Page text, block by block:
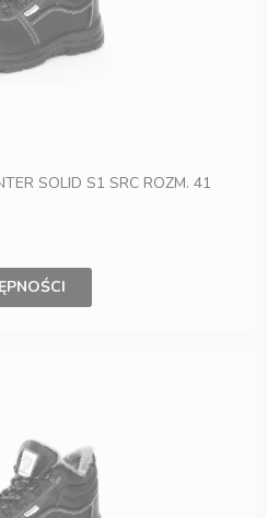
SOLID S1 SRC ROZM. 41